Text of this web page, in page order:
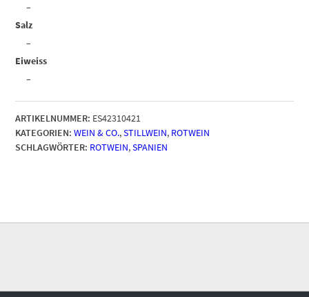
–
Salz
–
Eiweiss
–
ARTIKELNUMMER: ES42310421
KATEGORIEN: WEIN & CO.,STILLWEIN, ROTWEIN
SCHLAGWÖRTER: ROTWEIN,SPANIEN